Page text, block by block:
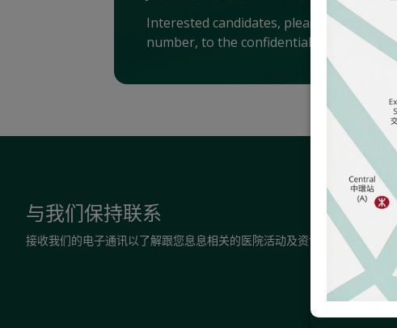
Interested candidates, please send
number, to the confidential email of the
与我们保持联系
接收我们的电子通讯以了解跟您息息相关的医院活动及资讯。